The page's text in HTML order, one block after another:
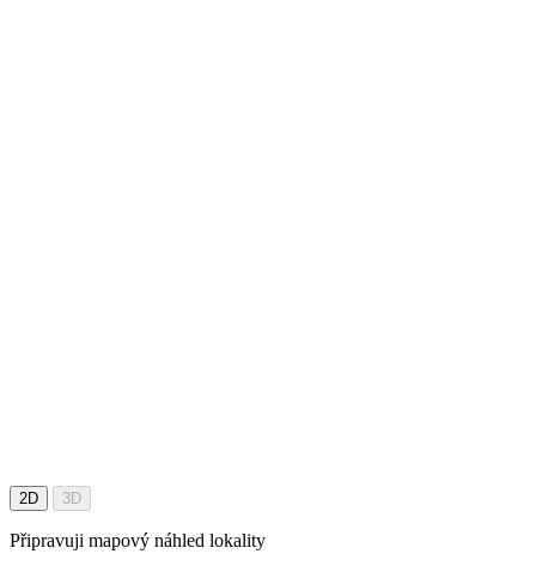
2D 3D
Připravuji mapový náhled lokality